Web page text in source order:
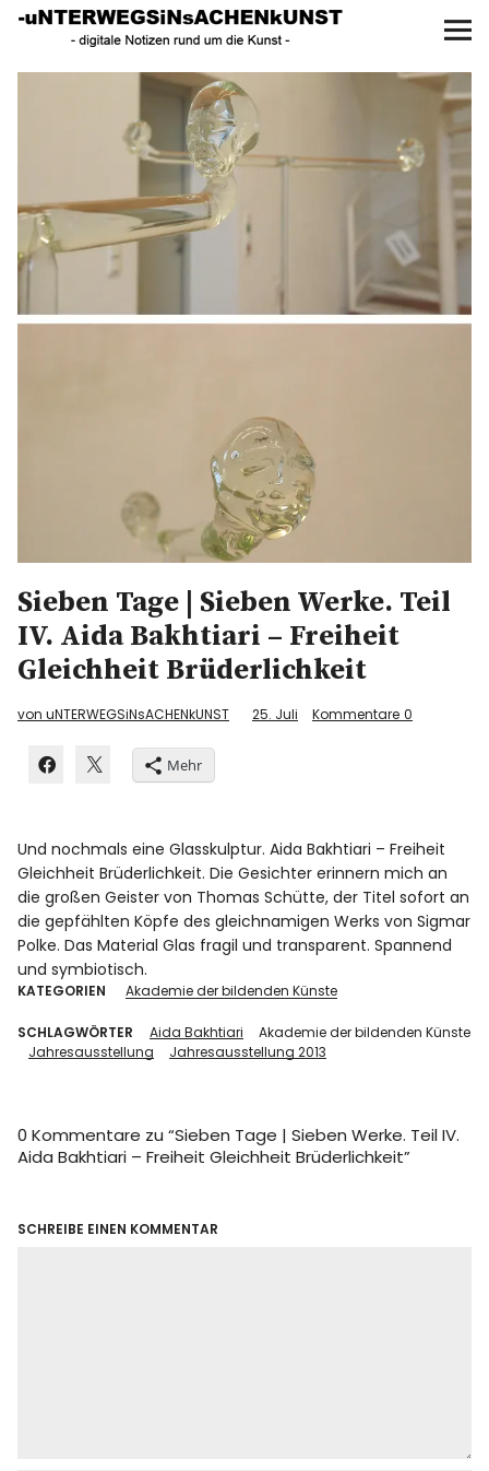
UNTERWEGS IN SACHEN
KUNST
AKTUELLE AUSSTELLUNGEN
KUNSTSPAZIERGÄNGE
ÜBER
UNSER BUCH
Sieben Tage | Sieben Werke. Teil
IV. Aida Bakhtiari – Freiheit
Gleichheit Brüderlichkeit
von uNTERWEGSiNsACHENkUNST 25. Juli Kommentare 0
Mehr
Und nochmals eine Glasskulptur. Aida Bakhtiari – Freiheit
Gleichheit Brüderlichkeit. Die Gesichter erinnern mich an
die großen Geister von Thomas Schütte, der Titel sofort an
die gepfählten Köpfe des gleichnamigen Werks von Sigmar
Polke. Das Material Glas fragil und transparent. Spannend
und symbiotisch.
KATEGORIEN Akademie der bildenden Künste
SCHLAGWÖRTER Aida Bakhtiari
Akademie der bildenden Künste
Jahresausstellung
Jahresausstellung 2013
0 Kommentare zu “Sieben Tage | Sieben Werke. Teil IV.
Aida Bakhtiari – Freiheit Gleichheit Brüderlichkeit”
SCHREIBE EINEN KOMMENTAR